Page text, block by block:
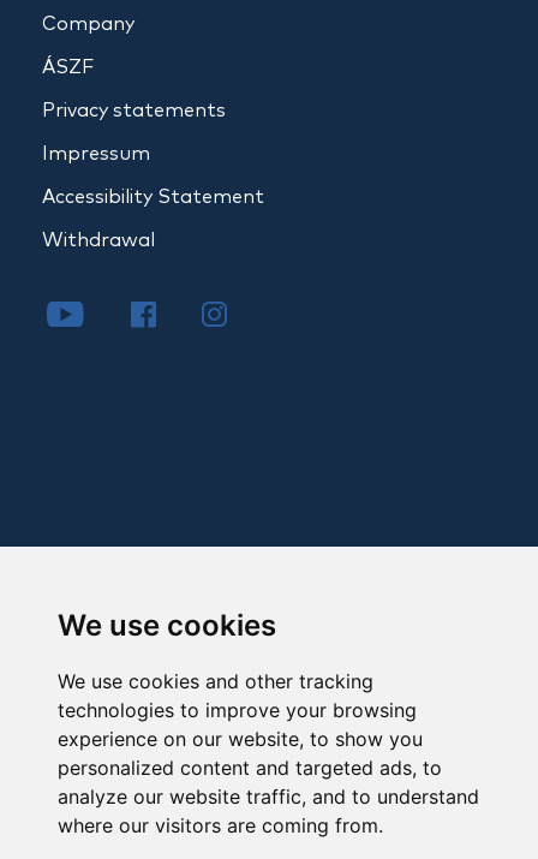
We use cookies
We use cookies and other tracking
technologies to improve your browsing
experience on our website, to show you
personalized content and targeted ads, to
analyze our website traffic, and to understand
where our visitors are coming from.
Company
ÁSZF
Privacy statements
Impressum
Accessibility Statement
Withdrawal